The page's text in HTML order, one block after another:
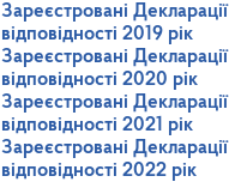
Зареєстровані Декларації
відповідності 2019 рік
Зареєстровані Декларації
відповідності 2020 рік
Зареєстровані Декларації
відповідності 2021 рік
Зареєстровані Декларації
відповідності 2022 рік